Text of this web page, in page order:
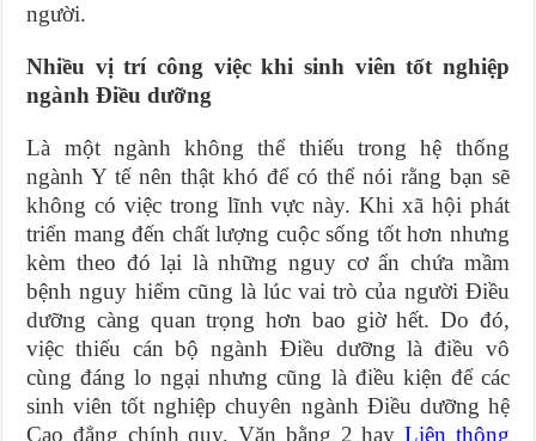
người.
Nhiều vị trí công việc khi sinh viên tốt nghiệp
ngành Điều dưỡng
Là một ngành không thể thiếu trong hệ thống
ngành Y tế nên thật khó để có thể nói rằng bạn sẽ
không có việc trong lĩnh vực này. Khi xã hội phát
triển mang đến chất lượng cuộc sống tốt hơn nhưng
kèm theo đó lại là những nguy cơ ẩn chứa mầm
bệnh nguy hiểm cũng là lúc vai trò của người Điều
dưỡng càng quan trọng hơn bao giờ hết. Do đó,
việc thiếu cán bộ ngành Điều dưỡng là điều vô
cùng đáng lo ngại nhưng cũng là điều kiện để các
sinh viên tốt nghiệp chuyên ngành Điều dưỡng hệ
Cao đẳng chính quy, Văn bằng 2 hayLiên thông